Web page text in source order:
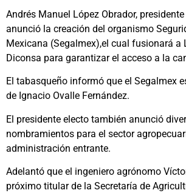
Andrés Manuel López Obrador,
anunció la creación del organismo
Mexicana (Segalmex),el cual fusionará a
Diconsa para garantizar el acceso a la
El tabasqueño informó que el Segalmex
de Ignacio Ovalle Fernández.
El presidente electo también anunció
nombramientos para el sector
administración entrante.
Adelantó que el ingeniero agrónomo
próximo titular de la Secretaría de